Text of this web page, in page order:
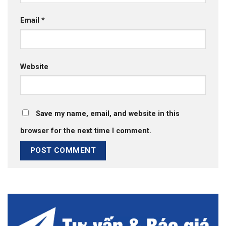
Email *
Website
Save my name, email, and website in this
browser for the next time I comment.